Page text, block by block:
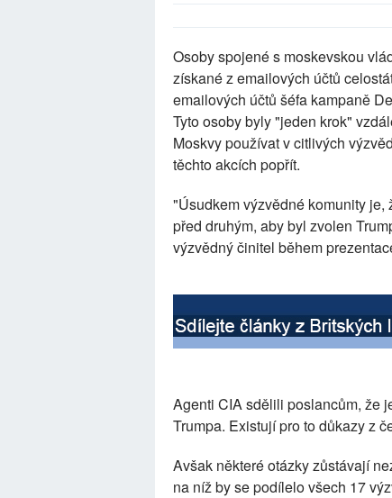
Osoby spojené s moskevskou
získané z emailových účtů
emailových účtů šéfa kampaně
Tyto osoby byly "jeden krok"
Moskvy používat v citlivých
těchto akcích popřít.
"Úsudkem výzvědné komunity
před druhým, aby byl zvolen
výzvědný činitel během
Agenti CIA sdělili poslancům, že
Trumpa. Existují pro to důkazy z
Avšak některé otázky zůstávají
na níž by se podílelo všech 17